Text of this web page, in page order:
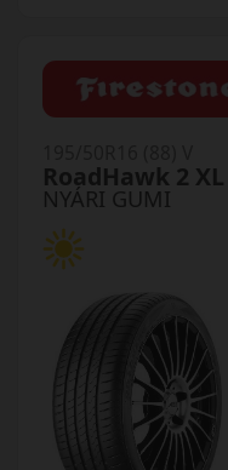
NYÁRI GUMI
RoadHawk 2 XL